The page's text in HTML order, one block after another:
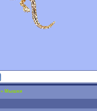
» Мышки